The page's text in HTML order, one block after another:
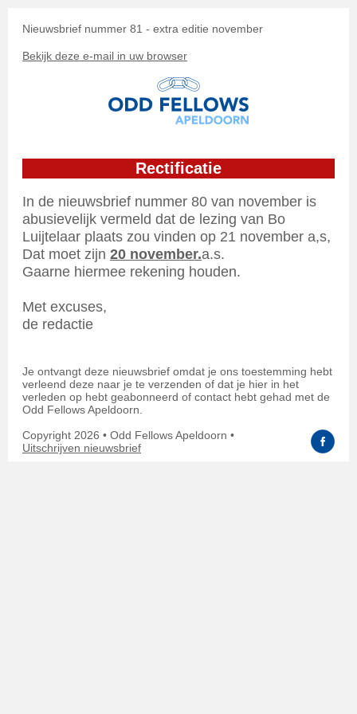
Nieuwsbrief nummer 81 - extra editie november
Bekijk deze e-mail in uw browser
Rectificatie
In de nieuwsbrief nummer 80 van november is
abusievelijk vermeld dat de lezing van Bo
Luijtelaar plaats zou vinden op 21 november a,s,
Dat moet zijn 20 november.a.s.
Gaarne hiermee rekening houden.
Met excuses,
de redactie
Je ontvangt deze nieuwsbrief omdat je ons toestemming hebt
verleend deze naar je te verzenden of dat je hier in het
verleden op hebt geabonneerd of contact hebt gehad met de
Odd Fellows Apeldoorn.
Copyright 2026 • Odd Fellows Apeldoorn •
Uitschrijven nieuwsbrief